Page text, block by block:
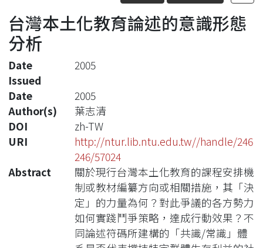
Statistics
台灣本土化教育論述的意識形態
分析
Date
Issued
2005
Date
2005
Author(s)
葉志清
DOI
zh-TW
URI
http://ntur.lib.ntu.edu.tw//handle/246
246/57024
Abstract
關於現行台灣本土化教育的課程安排機
制或教材編纂方向或相關措施，其「決
定」的力量為何？對此爭議的各方勢力
如何實踐鬥爭策略，達成行動效果？不
同論述符碼所建構的「共識/常識」體